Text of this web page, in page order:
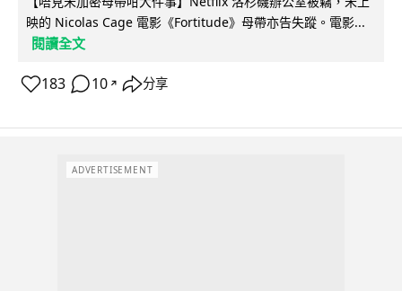
映的 Nicolas Cage 電影《Fortitude》母帶亦告失蹤。電影...
閱讀全文
183 10 ↗ 分享
ADVERTISEMENT